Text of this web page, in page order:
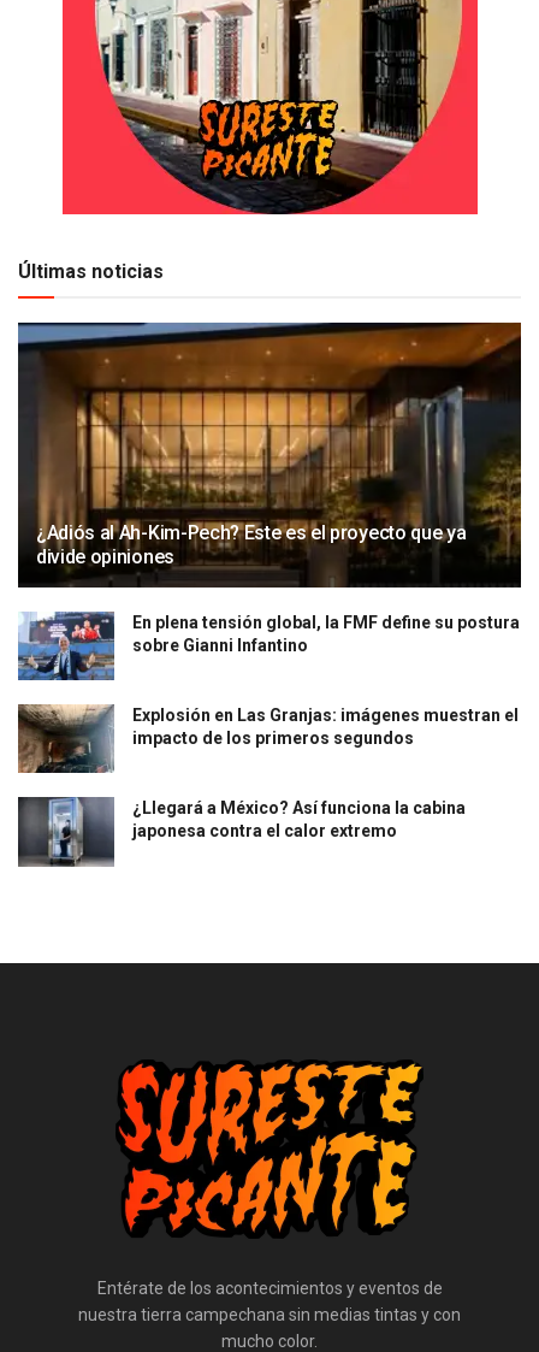
Últimas noticias
¿Adiós al Ah-Kim-Pech? Este es el proyecto que ya
divide opiniones
En plena tensión global, la FMF define su postura
sobre Gianni Infantino
Explosión en Las Granjas: imágenes muestran el
impacto de los primeros segundos
¿Llegará a México? Así funciona la cabina
japonesa contra el calor extremo
Entérate de los acontecimientos y eventos de
nuestra tierra campechana sin medias tintas y con
mucho color.